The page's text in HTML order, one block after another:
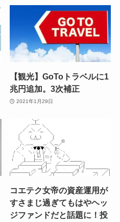
【観光】GoToトラベルに1
兆円追加。3次補正
2021年1月29日
コエテク女帝の資産運用が
すさまじ過ぎてもはやヘッ
ジファンドだと話題に！投